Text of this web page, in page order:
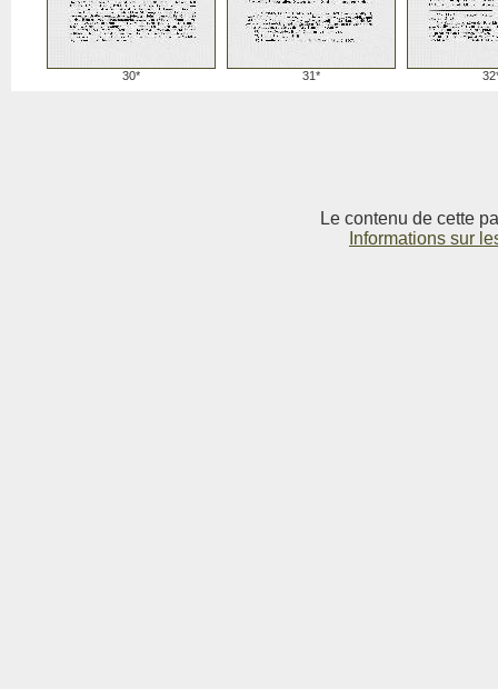
30* 31*
Le contenu de cette
Informations sur